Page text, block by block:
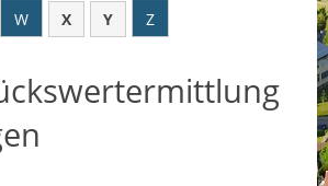
Datenschutz
Datenschutz im
Steueramt
W X Y Z